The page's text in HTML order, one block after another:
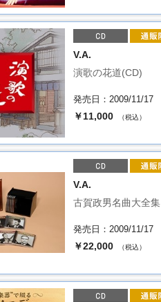
V.A.
演歌の花道(CD)
発売日：2009/11/17
￥11,000 （税込）
V.A.
古賀政男名曲大全集
発売日：2009/11/17
￥22,000 （税込）